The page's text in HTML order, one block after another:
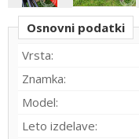
Osnovni podatki
Vrsta:
Znamka:
Model:
Leto izdelave: